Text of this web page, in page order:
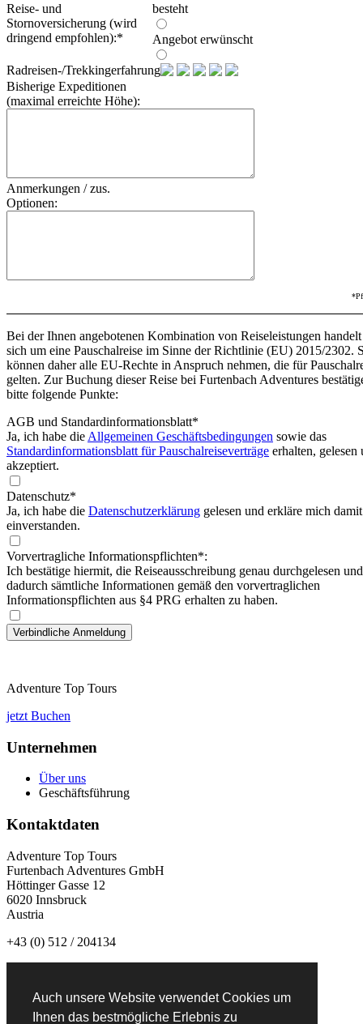
Auch unsere Website verwendet Cookies um
Ihnen das bestmögliche Erlebnis zu
Reise- und
Stornoversicherung (wird
dringend empfohlen):*
besteht
Angebot erwünscht
Radreisen-/Trekkingerfahrung:
Bisherige Expeditionen
(maximal erreichte Höhe):
Anmerkungen / zus.
Optionen:
Bei der Ihnen angebotenen Kombination von Reiseleistungen handelt
sich um eine Pauschalreise im Sinne der Richtlinie (EU) 2015/2302.
können daher alle EU-Rechte in Anspruch nehmen, die für
gelten. Zur Buchung dieser Reise bei Furtenbach Adventures
bitte folgende Punkte:
AGB und Standardinformationsblatt*
Ja, ich habe die Allgemeinen Geschäftsbedingungen sowie das
Standardinformationsblatt für Pauschalreiseverträge erhalten, gelesen
akzeptiert.
Datenschutz*
Ja, ich habe die Datenschutzerklärung gelesen und erkläre mich damit
einverstanden.
Vorvertragliche Informationspflichten*:
Ich bestätige hiermit, die Reiseausschreibung genau durchgelesen und
dadurch sämtliche Informationen gemäß den vorvertraglichen
Informationspflichten aus §4 PRG erhalten zu haben.
Adventure Top Tours
jetzt Buchen
Unternehmen
Über uns
Geschäftsführung
Kontaktdaten
Adventure Top Tours
Furtenbach Adventures GmbH
Höttinger Gasse 12
6020 Innsbruck
Austria
+43 (0) 512 / 204134
Newsletteranmeldung: